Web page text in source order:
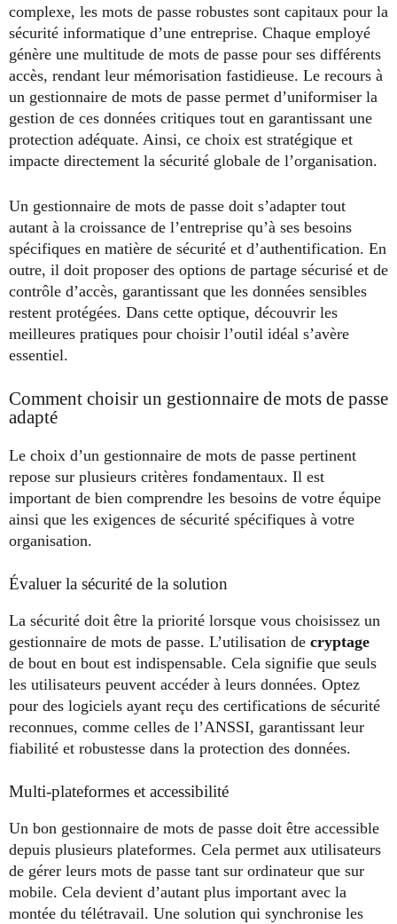
complexe, les mots de passe robustes sont capitaux pour la
sécurité informatique d’une entreprise. Chaque employé
génère une multitude de mots de passe pour ses différents
accès, rendant leur mémorisation fastidieuse. Le recours à
un gestionnaire de mots de passe permet d’uniformiser la
gestion de ces données critiques tout en garantissant une
protection adéquate. Ainsi, ce choix est stratégique et
impacte directement la sécurité globale de l’organisation.
Un gestionnaire de mots de passe doit s’adapter tout
autant à la croissance de l’entreprise qu’à ses besoins
spécifiques en matière de sécurité et d’authentification. En
outre, il doit proposer des options de partage sécurisé et de
contrôle d’accès, garantissant que les données sensibles
restent protégées. Dans cette optique, découvrir les
meilleures pratiques pour choisir l’outil idéal s’avère
essentiel.
Comment choisir un gestionnaire de mots de passe
adapté
Le choix d’un gestionnaire de mots de passe pertinent
repose sur plusieurs critères fondamentaux. Il est
important de bien comprendre les besoins de votre équipe
ainsi que les exigences de sécurité spécifiques à votre
organisation.
Évaluer la sécurité de la solution
La sécurité doit être la priorité lorsque vous choisissez un
gestionnaire de mots de passe. L’utilisation de cryptage
de bout en bout est indispensable. Cela signifie que seuls
les utilisateurs peuvent accéder à leurs données. Optez
pour des logiciels ayant reçu des certifications de sécurité
reconnues, comme celles de l’ANSSI, garantissant leur
fiabilité et robustesse dans la protection des données.
Multi-plateformes et accessibilité
Un bon gestionnaire de mots de passe doit être accessible
depuis plusieurs plateformes. Cela permet aux utilisateurs
de gérer leurs mots de passe tant sur ordinateur que sur
mobile. Cela devient d’autant plus important avec la
montée du télétravail. Une solution qui synchronise les